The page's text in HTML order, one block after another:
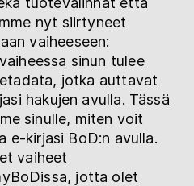
nyt siirtyneet
vaiheeseen:
sinun tulee
jotka auttavat
hakujen avulla. Tässä
sinulle, miten voit
e-kirjasi BoD:n avulla.
vaiheet
jotta olet